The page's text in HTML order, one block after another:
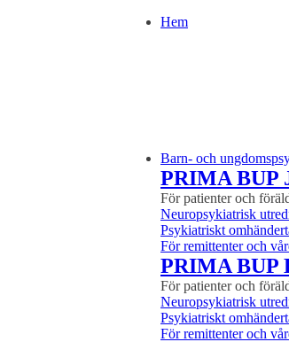
Hem
Barn- och
PRIMA BUP
För patienter och
Neuropsykiatrisk
Psykiatriskt
För remittenter och
PRIMA BUP
För patienter och
Neuropsykiatrisk
Psykiatriskt
För remittenter och